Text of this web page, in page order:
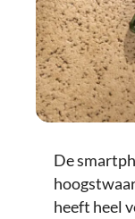
De
heeft heel